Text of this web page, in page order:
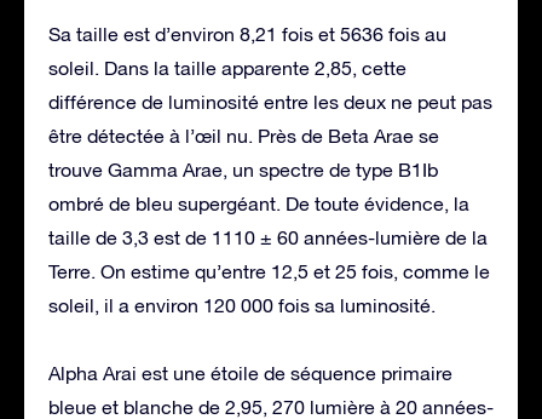
Sa taille est d’environ 8,21 fois et 5636 fois au
soleil. Dans la taille apparente 2,85, cette
différence de luminosité entre les deux ne peut pas
être détectée à l’œil nu. Près de Beta Arae se
trouve Gamma Arae, un spectre de type B1Ib
ombré de bleu supergéant. De toute évidence, la
taille de 3,3 est de 1110 ± 60 années-lumière de la
Terre. On estime qu’entre 12,5 et 25 fois, comme le
soleil, il a environ 120 000 fois sa luminosité.
Alpha Arai est une étoile de séquence primaire
bleue et blanche de 2,95, 270 lumière à 20 années-